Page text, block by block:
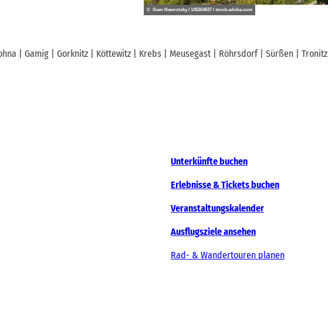
© Sven Nawrotzky / 145264637 / stock.adobe.com
| Gamig | Gorknitz | Köttewitz | Krebs | Meusegast | Röhrsdorf | Sürßen | Tronitz
Unterkünfte buchen
Erlebnisse & Tickets buchen
Veranstaltungskalender
Ausflugsziele ansehen
Rad- & Wandertouren planen